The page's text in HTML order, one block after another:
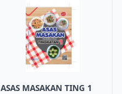
ASAS MASAKAN TING 1